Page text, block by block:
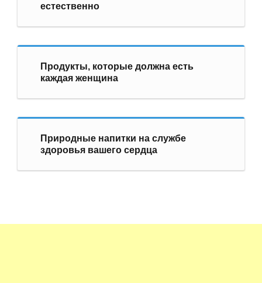
естественно
Продукты, которые должна есть
каждая женщина
Природные напитки на службе
здоровья вашего сердца